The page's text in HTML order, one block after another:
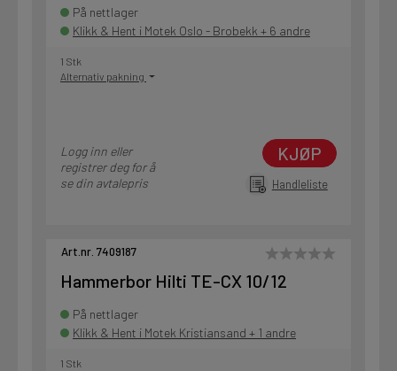
På nettlager
Klikk & Hent i Motek Oslo - Brobekk + 6 andre
1 Stk
Alternativ pakning
Logg inn eller
registrer deg for å
se din avtalepris
KJØP
Handleliste
Art.nr. 7409187
Hammerbor Hilti TE-CX 10/12
På nettlager
Klikk & Hent i Motek Kristiansand + 1 andre
1 Stk